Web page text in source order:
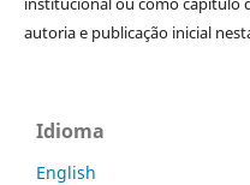
autoria e publicação inicial
Idioma
English